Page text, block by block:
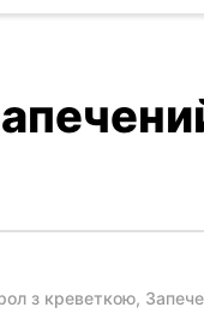
з креветкою,